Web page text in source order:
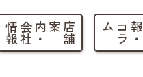
店
舗
案内
・
会
社
情
報